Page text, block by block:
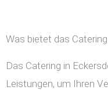
Was bietet das
Das Catering in
Leistungen, um Ihren